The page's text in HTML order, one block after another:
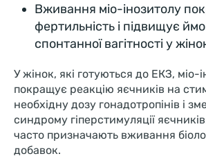
Вживання міо-інозитолу
фертильність і підвищує
спонтанної вагітності у
У жінок, які готуються до ЕКЗ, міо-
покращує реакцію яєчників на
необхідну дозу гонадотропінів і
синдрому гіперстимуляції
часто призначають вживання
добавок.